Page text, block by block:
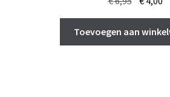
was:
€ 6,95. €
Toevoegen aan